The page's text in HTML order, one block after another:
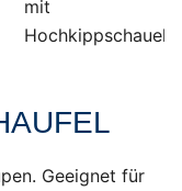
Geeignet für